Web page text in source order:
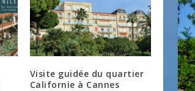
Visite guidée du quartier
Californie à Cannes